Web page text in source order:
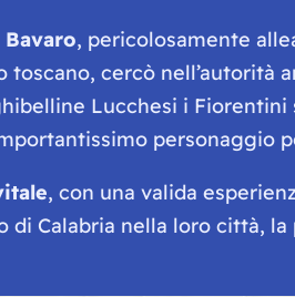
, pericolosamente
cercò nell’autorità
Lucchesi i Fiorentini
personaggio
, con una valida
di Calabria nella loro città,